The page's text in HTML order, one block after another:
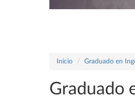
Inicio Graduado en
Graduado